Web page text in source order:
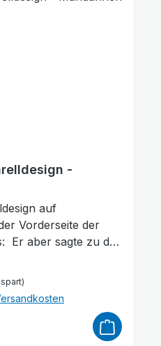
-
auf
Vorderseite der
Er aber sagte zu der
dir Frieden